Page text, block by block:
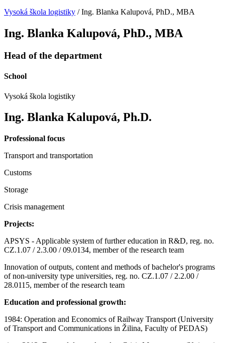
Vysoká škola logistiky /Ing. Blanka Kalupová, PhD., MBA
Ing. Blanka Kalupová, PhD., MBA
Head of the department
School
Vysoká škola logistiky
Ing. Blanka Kalupová, Ph.D.
Professional focus
Transport and transportation
Customs
Storage
Crisis management
Projects:
APSYS - Applicable system of further education in R&D, reg. no.
CZ.1.07 / 2.3.00 / 09.0134, member of the research team
Innovation of outputs, content and methods of bachelor's programs
of non-university type universities, reg. no. CZ.1.07 / 2.2.00 /
28.0115, member of the research team
Education and professional growth:
1984: Operation and Economics of Railway Transport (University
of Transport and Communications in Žilina, Faculty of PEDAS)